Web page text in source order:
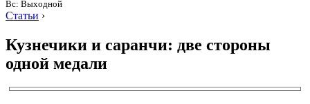
Вс: Выходной
Статьи ›
Кузнечики и саранчи: две стороны
одной медали